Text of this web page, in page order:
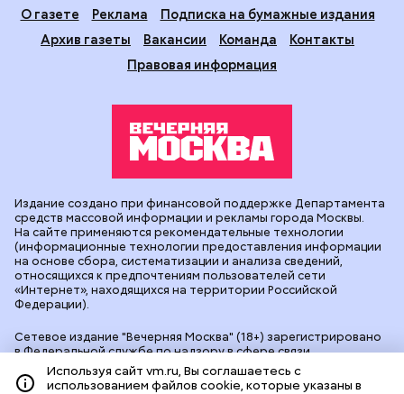
О газете Реклама
Подписка на бумажные издания
Архив газеты
Вакансии Команда
Контакты
Правовая информация
Сетевое издание "Вечерняя Москва" (18+) зарегистрировано
в Федеральной службе по надзору в сфере связи,
информационных технологий и массовых коммуникаций
(Роскомнадзор). Свидетельство о регистрации ЭЛ № ФС 77 -
Издание создано при финансовой поддержке Департамента
средств массовой информации и рекламы города Москвы.
На сайте применяются рекомендательные технологии
(информационные технологии предоставления информации
на основе сбора, систематизации и анализа сведений,
относящихся к предпочтениям пользователей сети
«Интернет», находящихся на территории Российской
Федерации).
Используя сайт vm.ru, Вы соглашаетесь с
использованием файлов cookie, которые указаны в